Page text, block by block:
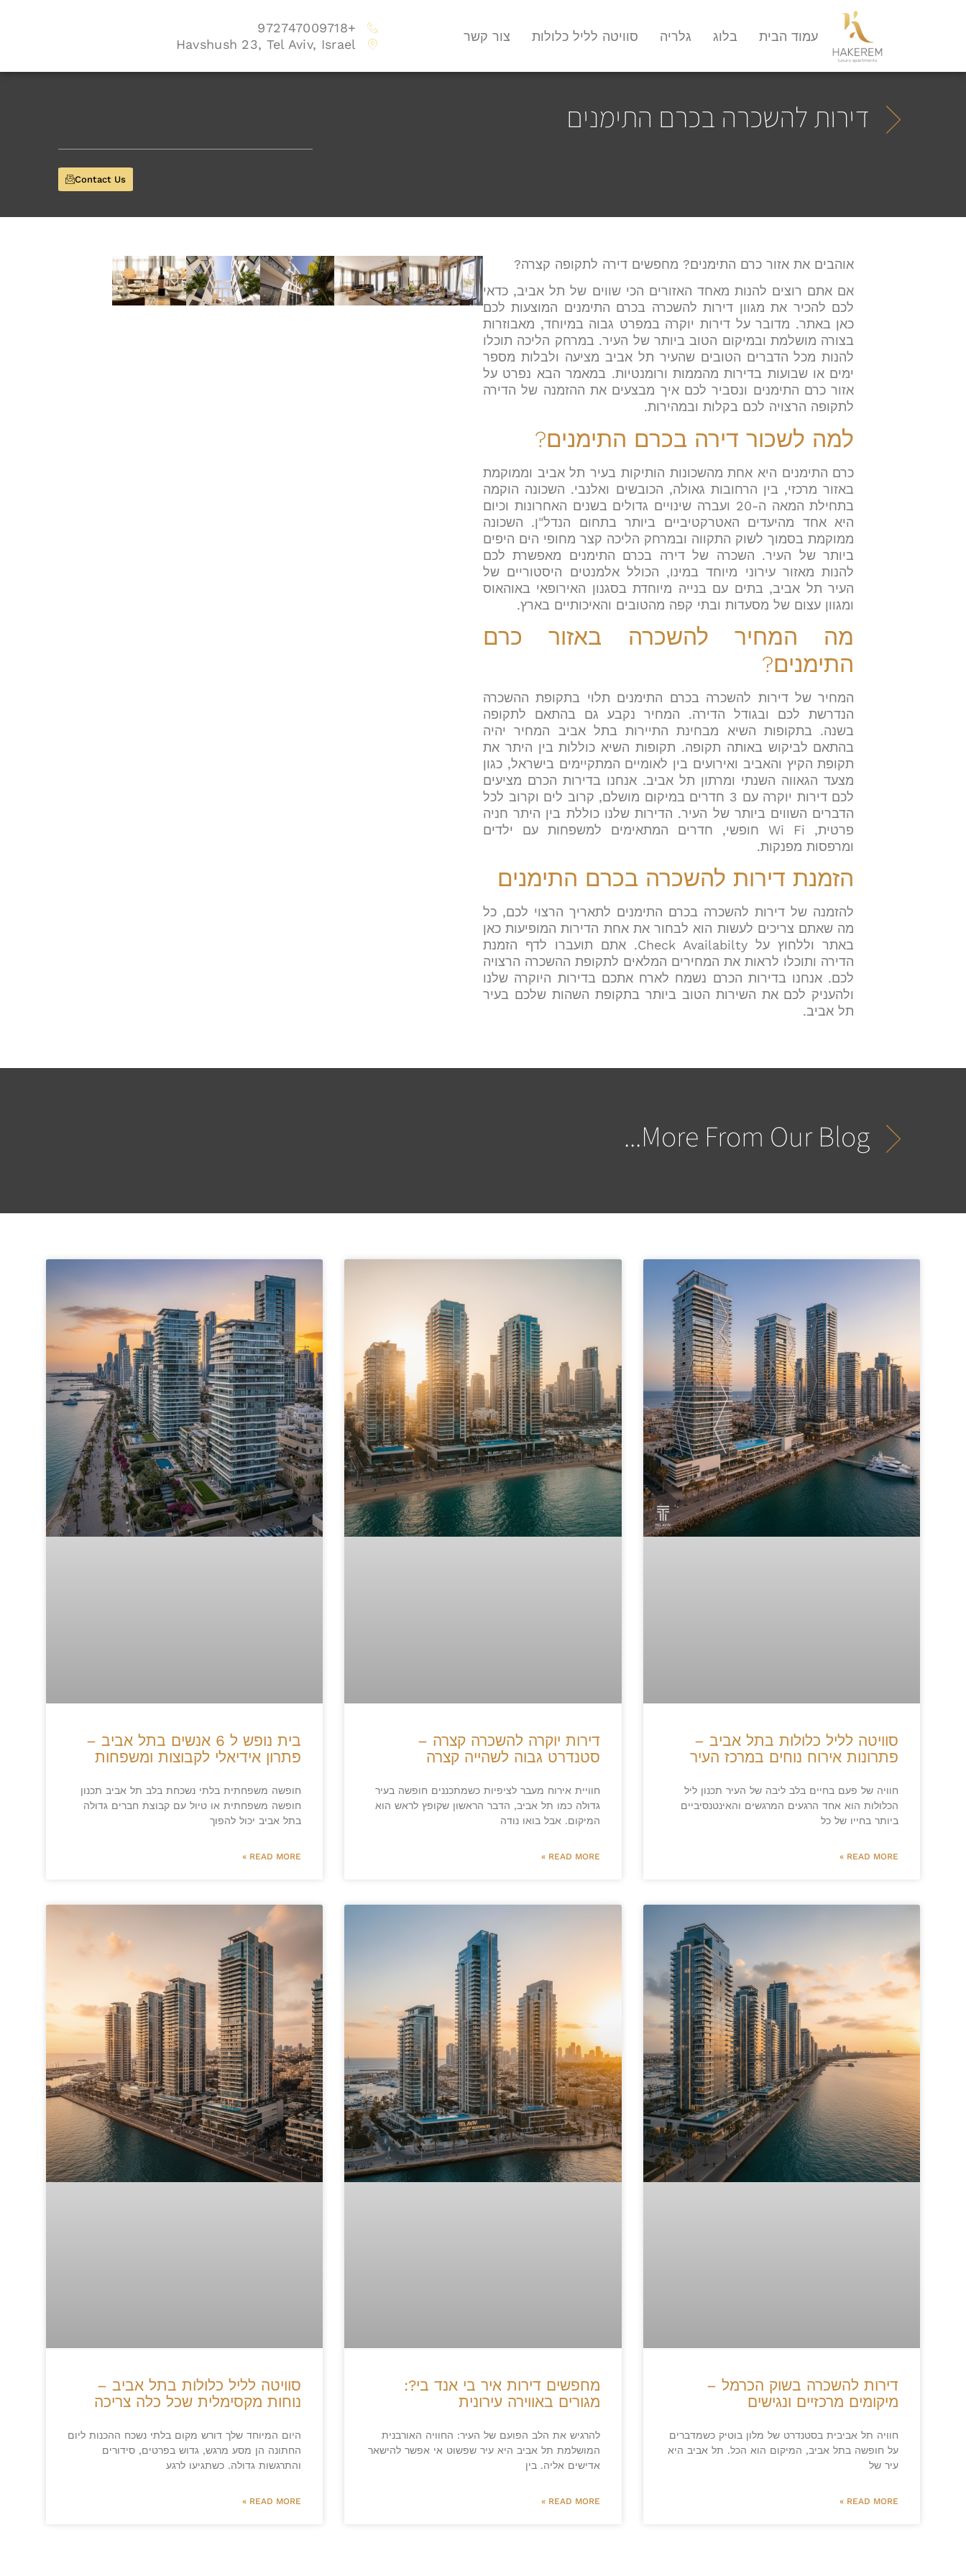
עמוד הבית בלוג גלריה סוויטה לליל כלולות צור קשר
+972747009718
Havshush 23, Tel Aviv, Israel
דירות להשכרה בכרם התימנים
Contact Us
אוהבים את אזור כרם התימנים? מחפשים דירה לתקופה קצרה?
אם אתם רוצים להנות מאחד האזורים הכי שווים של תל אביב, כדאי
לכם להכיר את מגוון דירות להשכרה בכרם התימנים המוצעות לכם
כאן באתר. מדובר על דירות יוקרה במפרט גבוה במיוחד, מאבוזרות
בצורה מושלמת ובמיקום הטוב ביותר של העיר. במרחק הליכה תוכלו
להנות מכל הדברים הטובים שהעיר תל אביב מציעה ולבלות מספר
ימים או שבועות בדירות מהממות ורומנטיות. במאמר הבא נפרט על
אזור כרם התימנים ונסביר לכם איך מבצעים את ההזמנה של הדירה
לתקופה הרצויה לכם בקלות ובמהירות.
למה לשכור דירה בכרם התימנים?
כרם התימנים היא אחת מהשכונות הותיקות בעיר תל אביב וממוקמת
באזור מרכזי, בין הרחובות גאולה, הכובשים ואלנבי. השכונה הוקמה
בתחילת המאה ה-20 ועברה שינויים גדולים בשנים האחרונות וכיום
היא אחד מהיעדים האטרקטיביים ביותר בתחום הנדל"ן. השכונה
ממוקמת בסמוך לשוק התקווה ובמרחק הליכה קצר מחופי הים היפים
ביותר של העיר. השכרה של דירה בכרם התימנים מאפשרת לכם
להנות מאזור עירוני מיוחד במינו, הכולל אלמנטים היסטוריים של
העיר תל אביב, בתים עם בנייה מיוחדת בסגנון האירופאי באוהאוס
ומגוון עצום של מסעדות ובתי קפה מהטובים והאיכותיים בארץ.
מה המחיר להשכרה באזור כרם
התימנים?
המחיר של דירות להשכרה בכרם התימנים תלוי בתקופת ההשכרה
הנדרשת לכם ובגודל הדירה. המחיר נקבע גם בהתאם לתקופה
בשנה. בתקופות השיא מבחינת התיירות בתל אביב המחיר יהיה
בהתאם לביקוש באותה תקופה. תקופות השיא כוללות בין היתר את
תקופת הקיץ והאביב ואירועים בין לאומיים המתקיימים בישראל, כגון
מצעד הגאווה השנתי ומרתון תל אביב. אנחנו בדירות הכרם מציעים
לכם דירות יוקרה עם 3 חדרים במיקום מושלם, קרוב לים וקרוב לכל
הדברים השווים ביותר של העיר. הדירות שלנו כוללת בין היתר חניה
פרטית, Wi Fi חופשי, חדרים המתאימים למשפחות עם ילדים
ומרפסות מפנקות.
הזמנת דירות להשכרה בכרם התימנים
להזמנה של דירות להשכרה בכרם התימנים לתאריך הרצוי לכם, כל
מה שאתם צריכים לעשות הוא לבחור את אחת הדירות המופיעות כאן
באתר וללחוץ על Check Availabilty. אתם תועברו לדף הזמנת
הדירה ותוכלו לראות את המחירים המלאים לתקופת ההשכרה הרצויה
לכם. אנחנו בדירות הכרם נשמח לארח אתכם בדירות היוקרה שלנו
ולהעניק לכם את השירות הטוב ביותר בתקופת השהות שלכם בעיר
תל אביב.
More From Our Blog...
סוויטה לליל כלולות בתל אביב –
פתרונות אירוח נוחים במרכז העיר
חוויה של פעם בחיים בלב ליבה של העיר תכנון ליל
הכלולות הוא אחד הרגעים המרגשים והאינטנסיביים
ביותר בחייו של כל
READ MORE »
דירות יוקרה להשכרה קצרה –
סטנדרט גבוה לשהייה קצרה
חוויית אירוח מעבר לציפיות כשמתכננים חופשה בעיר
גדולה כמו תל אביב, הדבר הראשון שקופץ לראש הוא
המיקום. אבל בואו נודה
READ MORE »
בית נופש ל 6 אנשים בתל אביב –
פתרון אידיאלי לקבוצות ומשפחות
חופשה משפחתית בלתי נשכחת בלב תל אביב תכנון
חופשה משפחתית או טיול עם קבוצת חברים גדולה
בתל אביב יכול להפוך
READ MORE »
דירות להשכרה בשוק הכרמל –
מיקומים מרכזיים ונגישים
חוויה תל אביבית בסטנדרט של מלון בוטיק כשמדברים
על חופשה בתל אביב, המיקום הוא הכל. תל אביב היא
עיר של
READ MORE »
מחפשים דירות איר בי אנד בי?:
מגורים באווירה עירונית
להרגיש את הלב הפועם של העיר: החוויה האורבנית
המושלמת תל אביב היא עיר שפשוט אי אפשר להישאר
אדישים אליה. בין
READ MORE »
סוויטה לליל כלולות בתל אביב –
נוחות מקסימלית שכל כלה צריכה
היום המיוחד שלך דורש מקום בלתי נשכח ההכנות ליום
החתונה הן מסע מרגש, גדוש בפרטים, סידורים
והתרגשות גדולה. כשתגיעו לרגע
READ MORE »